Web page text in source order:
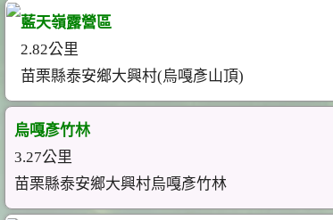
藍天嶺露營區
2.82公里
苗栗縣泰安鄉大興村(烏嘎彥山頂)
烏嘎彥竹林
3.27公里
苗栗縣泰安鄉大興村烏嘎彥竹林